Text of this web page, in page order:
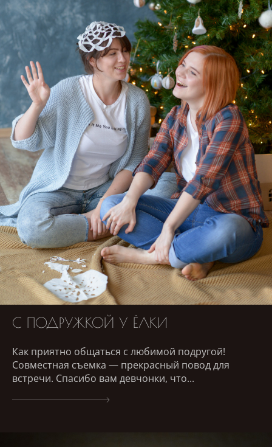
С ПОДРУЖКОЙ У ЁЛКИ
Как приятно общаться с любимой подругой!
Совместная съемка — прекрасный повод для
встречи. Спасибо вам девчонки, что...